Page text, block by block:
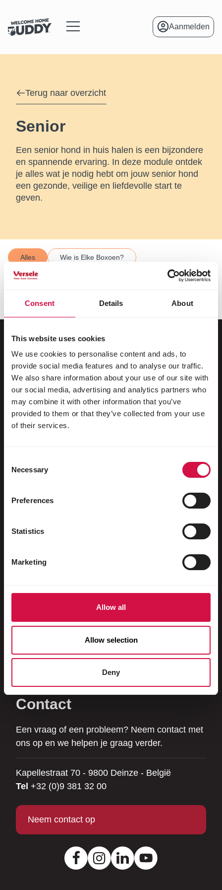
Consent Details About
This website uses cookies
We use cookies to personalise content and ads, to
provide social media features and to analyse our traffic.
We also share information about your use of our site with
our social media, advertising and analytics partners who
may combine it with other information that you’ve
provided to them or that they’ve collected from your use
of their services.
Selection
Necessary
Preferences
Statistics
Marketing
Allow all
Allow selection
Deny
Aanmelden
Terug naar overzicht
Senior
Een senior hond in huis halen is een bijzondere
en spannende ervaring. In deze module ontdek
je alles wat je nodig hebt om jouw senior hond
een gezonde, veilige en liefdevolle start te
geven.
Alles Wie is Elke Boxoen?
Voorbereiding – puppy proofen Veilige start thuis
Voor jouw dier
Siervogels
Buitenvogels
Steltlopers & loopvogels
Sierduiven
Fretten
Reptielen
Hoenders
Herbivoren
Contact
Een vraag of een probleem? Neem contact met
ons op en we helpen je graag verder.
Kapellestraat 70 - 9800 Deinze - België
Tel +32 (0)9 381 32 00
Neem contact op
FacebookInstagramLinkedInYoutube